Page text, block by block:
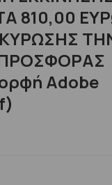
810,00
Adobe